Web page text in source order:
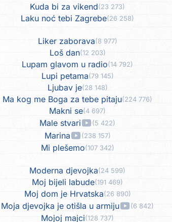
Kuda bi za vikend(23 273)
Laku noć tebi Zagrebe(26 258)
Liker zaborava(8 977)
Loš dan(12 203)
Lupam glavom u radio(14 792)
Lupi petama(79 145)
Ljubav je(28 148)
Ma kog me Boga za tebe pitaju(224 776)
Makni se(4 697)
Male stvari (5 422)
Marina (238 157)
Mi plešemo(107 342)
Moderna djevojka(24 599)
Moj bijeli labude(191 469)
Moj dom je Hrvatska(26 890)
Moja djevojka je otišla u armiju (6 842)
Mojoj majci(128 737)